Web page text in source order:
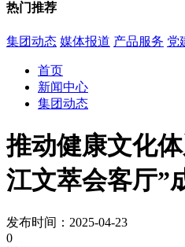
热门推荐
集团动态 媒体报道 产品服务 党
首页
新闻中心
集团动态
推动健康文化
江文萃会客厅”
发布时间：2025-04-23
0